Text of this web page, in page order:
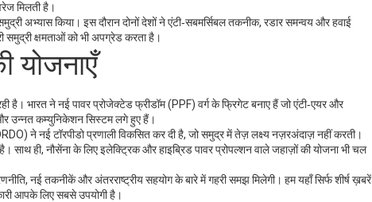
मिलती है।
अभ्यास किया। इस दौरान दोनों देशों ने एंटी‑सबमर्सिबल तकनीक, रडार समन्वय और हवाई
समुद्री क्षमताओं को भी अपग्रेड करता है।
योजनाएँ
है। भारत ने नई पावर प्रोजेक्टेड फ्रीडॉम (PPF) वर्ग के फ्रिगेट बनाए हैं जो एंटी‑एयर और
उन्नत कम्युनिकेशन सिस्टम लगे हुए हैं।
ने नई टॉरपीडो प्रणाली विकसित कर दी है, जो समुद्र में तेज़ लक्ष्य नज़रअंदाज़ नहीं करती।
ही, नौसेंना के लिए इलेक्ट्रिक और हाइब्रिड पावर प्रोपल्शन वाले जहाज़ों की योजना भी चल
नई तकनीकें और अंतरराष्ट्रीय सहयोग के बारे में गहरी समझ मिलेगी। हम यहाँ सिर्फ शीर्ष ख़बरें
आपके लिए सबसे उपयोगी है।